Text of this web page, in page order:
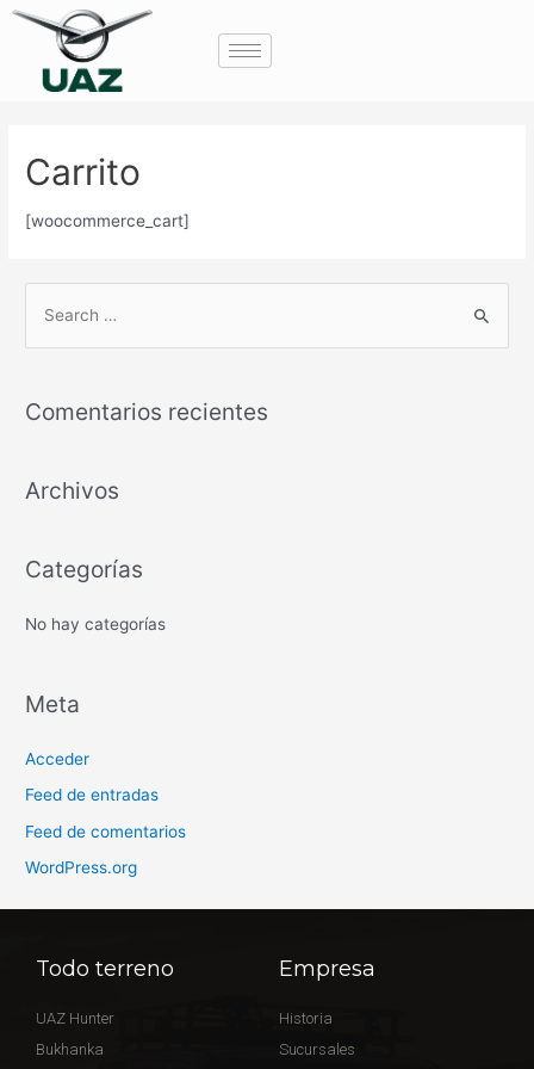
contenido
Carrito
[woocommerce_cart]
u
c
r
r
Comentarios recientes
Archivos
Categorías
No hay categorías
Meta
Acceder
Feed de entradas
Feed de comentarios
WordPress.org
Todo terreno
UAZ Hunter
Bukhanka
Empresa
Historia
Sucursales